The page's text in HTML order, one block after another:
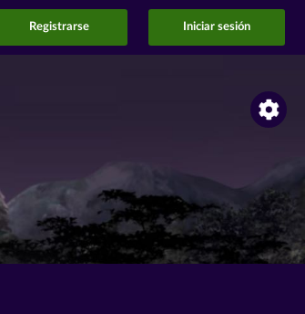
Registrarse Iniciar sesión